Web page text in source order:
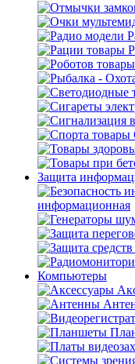
Защита
информационная
Компьютеры